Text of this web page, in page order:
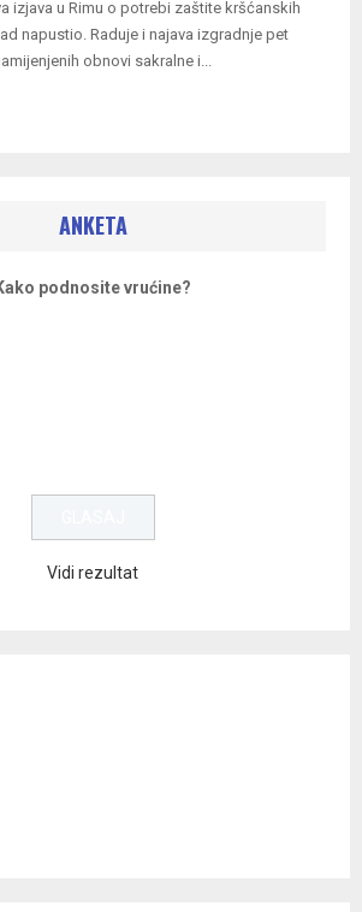
izjava u Rimu o potrebi zaštite kršćanskih
napustio. Raduje i najava izgradnje pet
obnovi sakralne i...
ANKETA
podnosite vrućine?
Vidi rezultat